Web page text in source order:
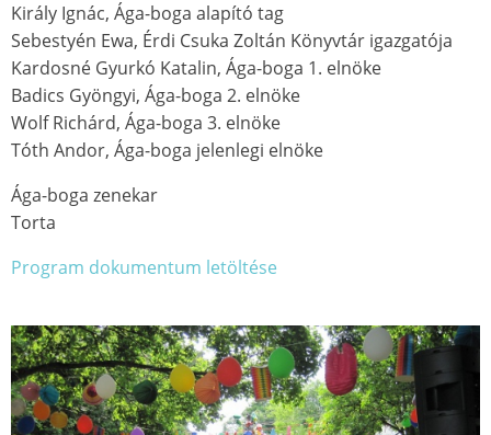
Király Ignác, Ága-boga alapító tag
Sebestyén Ewa, Érdi Csuka Zoltán Könyvtár igazgatója
Kardosné Gyurkó Katalin, Ága-boga 1. elnöke
Badics Gyöngyi, Ága-boga 2. elnöke
Wolf Richárd, Ága-boga 3. elnöke
Tóth Andor, Ága-boga jelenlegi elnöke
Ága-boga zenekar
Torta
Program dokumentum letöltése